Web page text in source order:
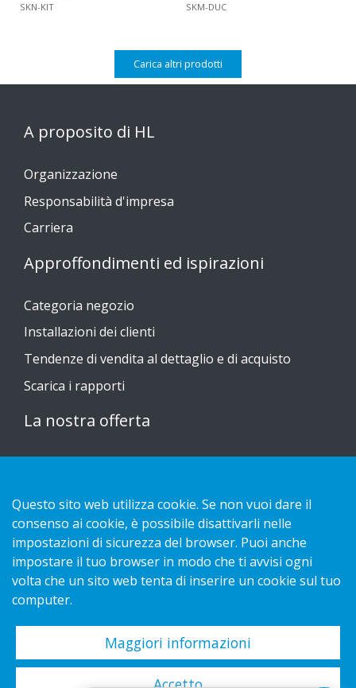
SKN-KIT SKM-DUC
Carica altri prodotti
A proposito di HL
Organizzazione
Responsabilità d'impresa
Carriera
Approffondimenti ed ispirazioni
Categoria negozio
Installazioni dei clienti
Tendenze di vendita al dettaglio e di acquisto
Scarica i rapporti
La nostra offerta
Contatto
Informativa sulla privacy
Cookies
Copyright 2026 HL Display AB. All rights reserved.
Questo sito web utilizza cookie. Se non vuoi dare il
consenso ai cookie, è possibile disattivarli nelle
impostazioni di sicurezza del browser. Puoi anche
impostare il tuo browser in modo che ti avvisi ogni
volta che un sito web tenta di inserire un cookie sul tuo
computer.
Maggiori informazioni
Accetto